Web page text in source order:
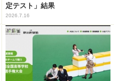
定テスト」結果
2026.7.16